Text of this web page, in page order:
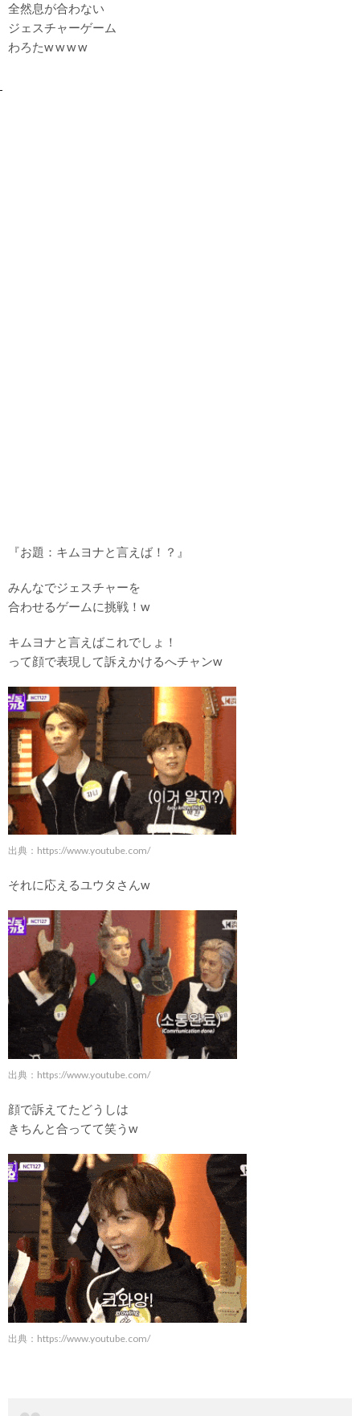
全然息が合わない
ジェスチャーゲーム
わろたw w w w
『お題：キムヨナと言えば！？』
みんなでジェスチャーを
合わせるゲームに挑戦！w
キムヨナと言えばこれでしょ！
って顔で表現して訴えかけるへチャンw
出典： https://www.youtube.com/
それに応えるユウタさんw
出典： https://www.youtube.com/
顔で訴えてたどうしは
きちんと合ってて笑うw
出典： https://www.youtube.com/